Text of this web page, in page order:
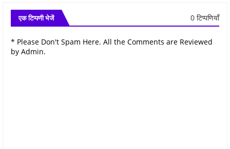
एक टिप्पणी भेजें 0 टिप्पणियाँ
* Please Don't Spam Here. All the Comments are Reviewed
by Admin.